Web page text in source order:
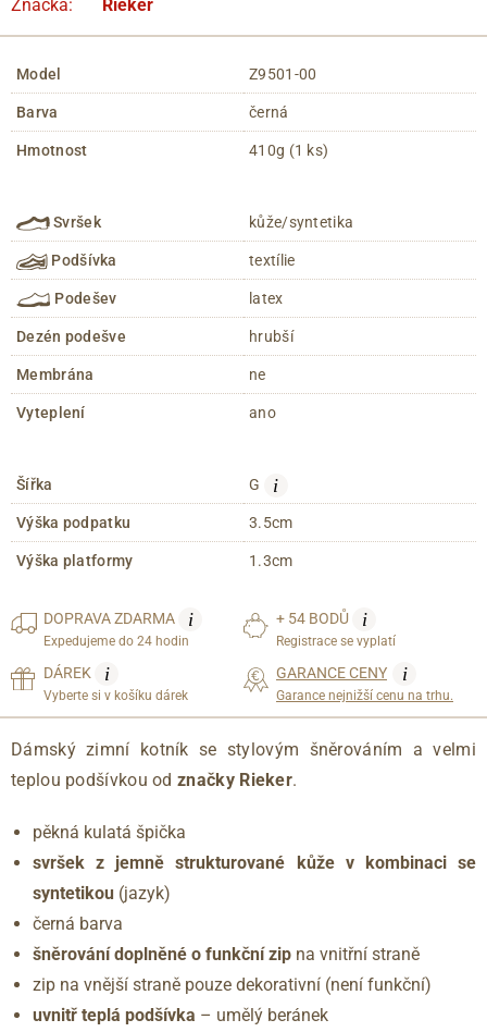
Značka:
Rieker
Model Z9501-00
Barva černá
Hmotnost 410g (1 ks)
Svršek kůže/syntetika
Podšívka textílie
Podešev latex
Dezén podešve hrubší
Membrána ne
Vyteplení ano
Šířka G i
Výška podpatku 3.5cm
Výška platformy 1.3cm
DOPRAVAZDARMA i
Expedujeme do 24 hodin
+ 54 BODŮ i
Registrace se vyplatí
DÁREK i
Vyberte si v košíku dárek
GARANCE CENY i
Garance nejnižší cenu na trhu.
Dámský zimní kotník se stylovým šněrováním a velmi
teplou podšívkou od značky Rieker.
pěkná kulatá špička
svršek z jemně strukturované kůže v kombinaci se
syntetikou (jazyk)
černá barva
šněrování doplněné o funkční zip na vnitřní straně
zip na vnější straně pouze dekorativní (není funkční)
uvnitř teplá podšívka – umělý beránek